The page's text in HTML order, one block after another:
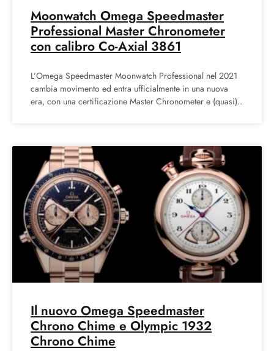
Moonwatch Omega Speedmaster
Professional Master Chronometer
con calibro Co-Axial 3861
L’Omega Speedmaster Moonwatch Professional nel 2021
cambia movimento ed entra ufficialmente in una nuova
era, con una certificazione Master Chronometer e (quasi)
Il nuovo Omega Speedmaster
Chrono Chime e Olympic 1932
Chrono Chime